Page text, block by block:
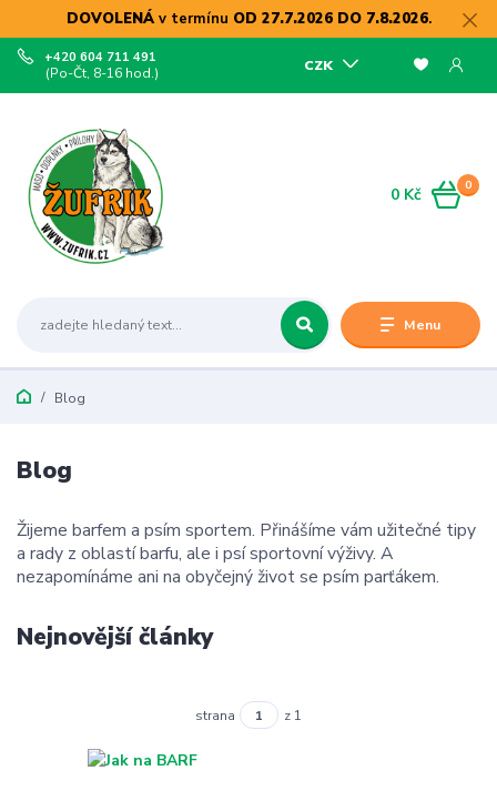
DOVOLENÁv termínu OD 27.7.2026 DO 7.8.2026.
Menu
CZK
+420 604 711 491
(Po-Čt, 8-16 hod.)
0
0 Kč
Blog
Blog
Žijeme barfem a psím sportem. Přinášíme vám užitečné tipy
a rady z oblastí barfu, ale i psí sportovní výživy. A
nezapomínáme ani na obyčejný život se psím parťákem.
Nejnovější články
strana z 1